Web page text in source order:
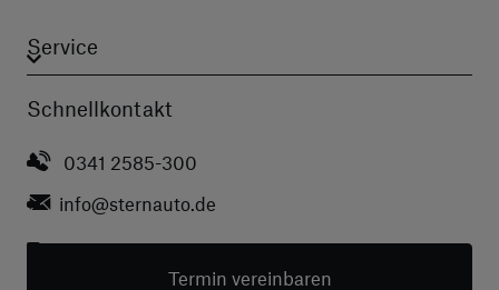
Service
Schnellkontakt
0341 2585-300
info@sternauto.de
Termin vereinbaren